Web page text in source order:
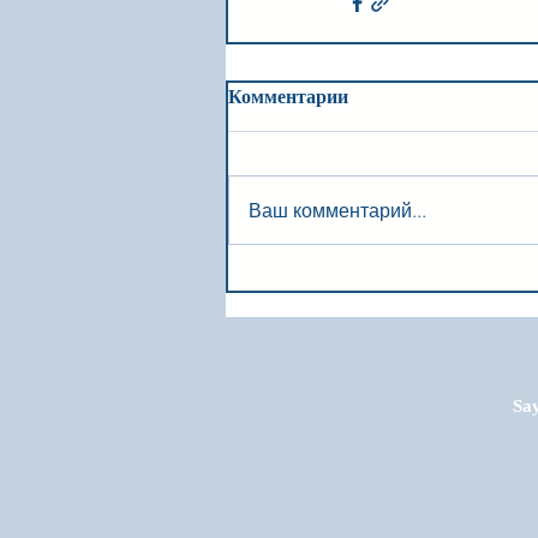
Комментарии
Ваш комментарий...